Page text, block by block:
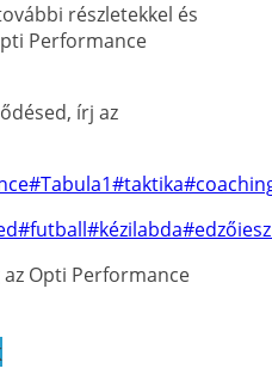
részletekkel és
Performance
írj az
#Tabula1#taktika
#futball#kézilabda
Opti Performance